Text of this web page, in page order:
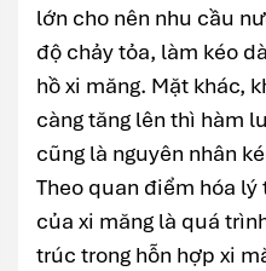
lớn cho nên nhu cầu
độ chảy tỏa, làm kéo
hồ xi măng. Mặt khác,
càng tăng lên thì hàm
cũng là nguyên nhân
Theo quan điểm hóa
của xi măng là quá
trúc trong hỗn hợp xi